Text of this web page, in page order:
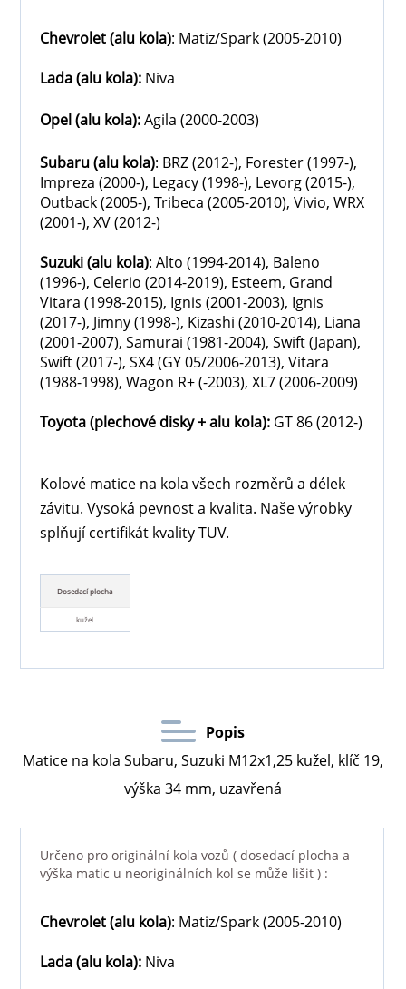
Chevrolet(alu kola): Matiz/Spark (2005-2010)
Lada(alu kola):Niva
Opel(alu kola):Agila (2000-2003)
Subaru(alu kola): BRZ (2012-), Forester (1997-),
Impreza (2000-), Legacy (1998-), Levorg (2015-),
Outback (2005-), Tribeca (2005-2010), Vivio, WRX
(2001-), XV (2012-)
Suzuki(alu kola): Alto (1994-2014), Baleno
(1996-), Celerio (2014-2019), Esteem, Grand
Vitara (1998-2015), Ignis (2001-2003), Ignis
(2017-), Jimny (1998-), Kizashi (2010-2014), Liana
(2001-2007), Samurai (1981-2004), Swift (Japan),
Swift (2017-), SX4 (GY 05/2006-2013), Vitara
(1988-1998), Wagon R+ (-2003), XL7 (2006-2009)
Toyota(plechové disky + alu kola):GT 86 (2012-)
Kolové matice na kola všech rozměrů a délek
závitu. Vysoká pevnost a kvalita. Naše výrobky
splňují certifikát kvality TUV.
Dosedací plocha
kužel
Popis
Matice na kola Subaru, Suzuki M12x1,25 kužel, klíč 19,
výška 34 mm, uzavřená
Určeno pro originální kola vozů ( dosedací plocha a
výška matic u neoriginálních kol se může lišit ) :
Chevrolet(alu kola): Matiz/Spark (2005-2010)
Lada(alu kola):Niva